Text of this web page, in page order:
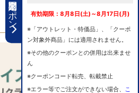
期間限定クーポン 有効期限：8月8日(土)～8月17日(月)
※「アウトレット・特価品」、「クーポ
ン対象外商品」には適用されません。
※その他のクーポンとの併用は出来ませ
ん
※クーポンコード転売、転載禁止
※エラー等でご注文ができない場合、
こ